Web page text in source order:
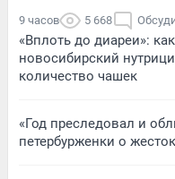
9 часов 5 668
«Вплоть до диареи»:
новосибирский
количество чашек
«Год преследовал и
петербурженки о